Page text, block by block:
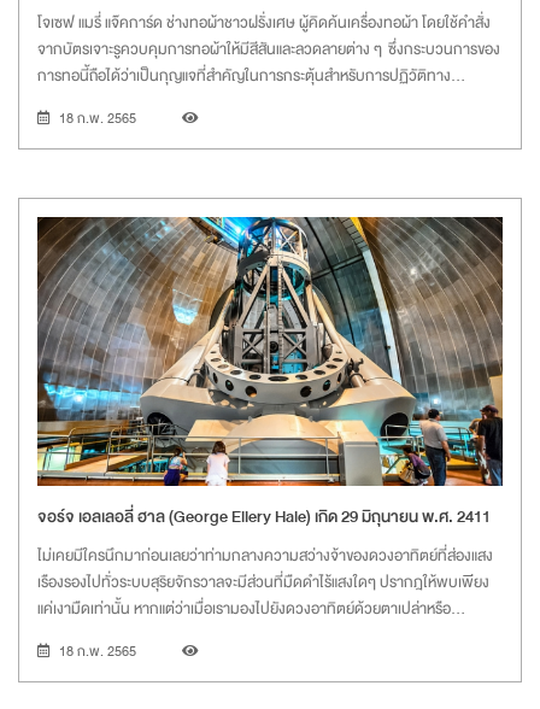
โจเซฟ แมรี่ แจ๊คการ์ด ช่างทอผ้าชาวฝรั่งเศษ ผู้คิดค้นเครื่องทอผ้า โดยใช้คำสั่ง
จากบัตรเจาะรูควบคุมการทอผ้าให้มีสีสันและลวดลายต่าง ๆ ซึ่งกระบวนการของ
การทอนี้ถือได้ว่าเป็นกุญแจที่สำคัญในการกระตุ้นสำหรับการปฏิวัติทาง
เทคโนโลยีในอุตสาหกรรมการทอผ้าและเป็นรากฐานของเครื่องทอผ้าอัตโนมัติ
สมัยใหม่18 ก.พ. 2565
จอร์จ เอลเลอลี่ ฮาล (George Ellery Hale) เกิด 29 มิถุนายน พ.ศ. 2411
ไม่เคยมีใครนึกมาก่อนเลยว่าท่ามกลางความสว่างจ้าของดวงอาทิตย์ที่ส่องแสง
เรืองรองไปทั่วระบบสุริยจักรวาลจะมีส่วนที่มืดดำไร้แสงใดๆ ปรากฎให้พบเพียง
แค่เงามืดเท่านั้น หากแต่ว่าเมื่อเรามองไปยังดวงอาทิตย์ด้วยตาเปล่าหรือ
18 ก.พ. 2565